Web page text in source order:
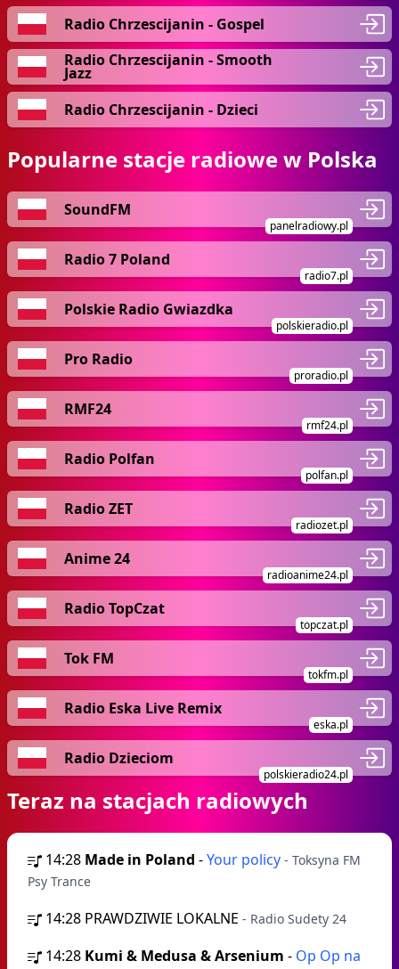
Radio Chrzescijanin - Gospel
Radio Chrzescijanin - Smooth
Jazz
Radio Chrzescijanin - Dzieci
Popularne stacje radiowe w Polska
SoundFM
panelradiowy.pl
Radio 7 Poland
radio7.pl
Polskie Radio Gwiazdka
polskieradio.pl
Pro Radio
proradio.pl
RMF24
rmf24.pl
Radio Polfan
polfan.pl
Radio ZET
radiozet.pl
Anime 24
radioanime24.pl
Radio TopCzat
topczat.pl
Tok FM
tokfm.pl
Radio Eska Live Remix
eska.pl
Radio Dzieciom
polskieradio24.pl
Teraz na stacjach radiowych
14:28 Made in Poland -Your policy - Toksyna FM
Psy Trance
14:28 PRAWDZIWIE LOKALNE - Radio Sudety 24
14:28 Kumi & Medusa & Arsenium - Op Op na